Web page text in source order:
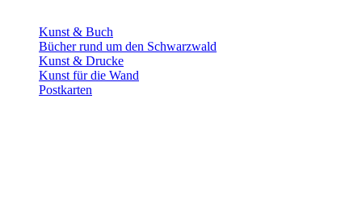
Kunst & Buch
Bücher rund um den Schwarzwald
Kunst & Drucke
Kunst für die Wand
Postkarten